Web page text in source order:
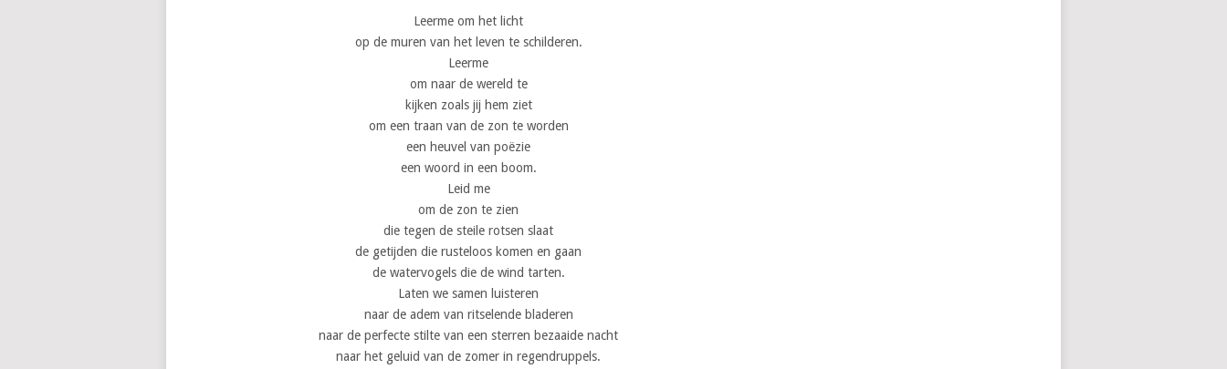
Leerme om het licht
op de muren van het leven te schilderen.
Leerme
om naar de wereld te
kijken zoals jij hem ziet
om een ​​traan van de zon te worden
een heuvel van poëzie
een woord in een boom.
Leid me
om de zon te zien
die tegen de steile rotsen slaat
de getijden die rusteloos komen en gaan
de watervogels die de wind tarten.
Laten we samen luisteren
naar de adem van ritselende bladeren
naar de perfecte stilte van een sterren bezaaide nacht
naar het geluid van de zomer in regendruppels.